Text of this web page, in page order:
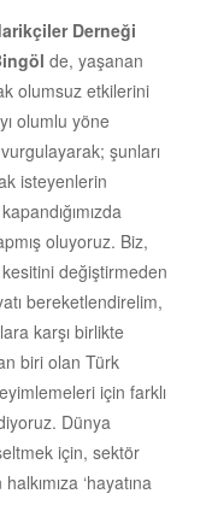
Derneği
de, yaşanan
olumsuz etkilerini
olumlu yöne
şunları
isteyenlerin
oluyoruz. Biz,
kesitini değiştirmeden
bereketlendirelim,
karşı birlikte
biri olan Türk
için farklı
Dünya
için, sektör
‘hayatına